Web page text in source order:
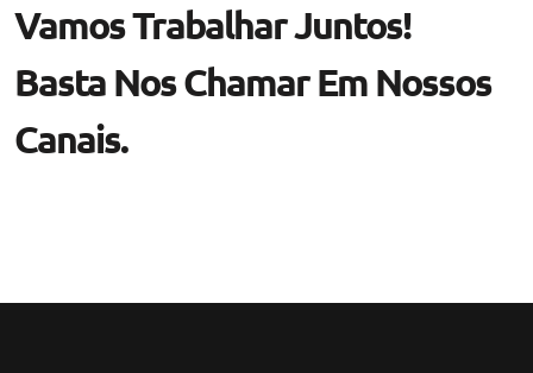
Vamos Trabalhar Juntos!
Basta Nos Chamar Em Nossos
Canais.